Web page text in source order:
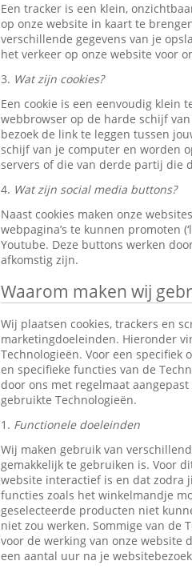
Een tracker is een klein,
op onze website in kaart te
verschillende gegevens van je
het verkeer op onze website voor
3. Wat zijn cookies?
Een cookie is een eenvoudig klein
webbrowser op de harde schijf
bezoek de link te leggen tussen
schijf van je computer en worden
servers of die van derde partij die
4. Wat zijn social media buttons?
Naast cookies maken onze
webpagina’s te kunnen promoten
Youtube. Deze buttons werken
afkomstig zijn.
Waarom maken wij
Wij plaatsen cookies, trackers en
marketingdoeleinden. Hieronder
Technologieën. Voor een
en specifieke functies van de
door ons met regelmaat
gebruikte Technologieën.
1. Functionele doeleinden
Wij maken gebruik van
gemakkelijk te gebruiken is. Voor
website interactief is en dat zodra
functies zoals het winkelmandje
geselecteerde producten niet
niet zou werken. Sommige van de
voor de werking van onze website
een aantal uur na je